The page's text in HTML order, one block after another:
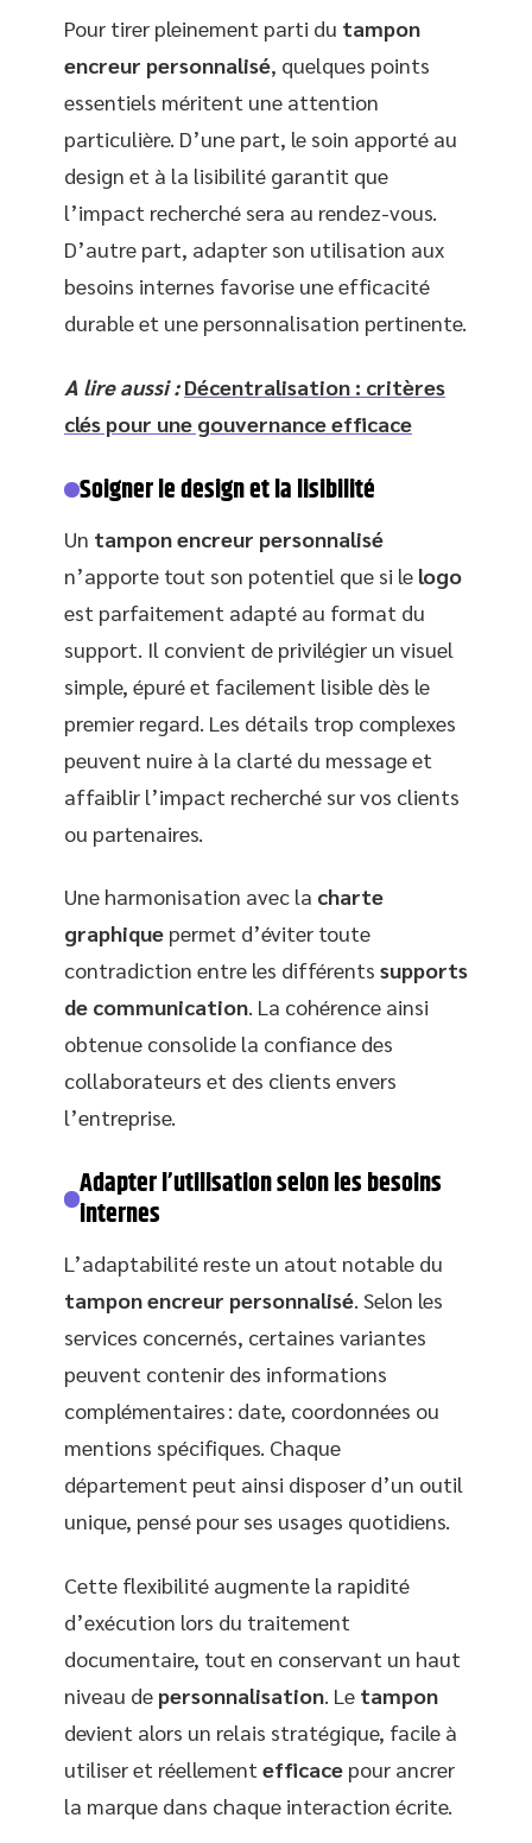
Pour tirer pleinement parti du tampon
encreur personnalisé, quelques points
essentiels méritent une attention
particulière. D’une part, le soin apporté au
design et à la lisibilité garantit que
l’impact recherché sera au rendez-vous.
D’autre part, adapter son utilisation aux
besoins internes favorise une efficacité
durable et une personnalisation pertinente.
A lire aussi : Décentralisation : critères
clés pour une gouvernance efficace
Soigner le design et la lisibilité
Un tampon encreur personnalisé
n’apporte tout son potentiel que si le logo
est parfaitement adapté au format du
support. Il convient de privilégier un visuel
simple, épuré et facilement lisible dès le
premier regard. Les détails trop complexes
peuvent nuire à la clarté du message et
affaiblir l’impact recherché sur vos clients
ou partenaires.
Une harmonisation avec la charte
graphique permet d’éviter toute
contradiction entre les différents supports
de communication. La cohérence ainsi
obtenue consolide la confiance des
collaborateurs et des clients envers
l’entreprise.
Adapter l’utilisation selon les besoins
internes
L’adaptabilité reste un atout notable du
tampon encreur personnalisé. Selon les
services concernés, certaines variantes
peuvent contenir des informations
complémentaires : date, coordonnées ou
mentions spécifiques. Chaque
département peut ainsi disposer d’un outil
unique, pensé pour ses usages quotidiens.
Cette flexibilité augmente la rapidité
d’exécution lors du traitement
documentaire, tout en conservant un haut
niveau de personnalisation . Le tampon
devient alors un relais stratégique, facile à
utiliser et réellement efficace pour ancrer
la marque dans chaque interaction écrite.